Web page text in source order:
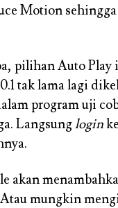
Motion
pilihan Auto
tak lama lagi
program uji
Langsunglogin
akan
mungkin